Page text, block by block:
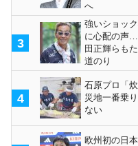
へ
3
強いショッ
に心配の声
田正輝らも
道のり
4
石原プロ「
災地一番乗
ない
欧州初の日